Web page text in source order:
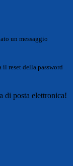
un messaggio
il reset della password
di posta elettronica!